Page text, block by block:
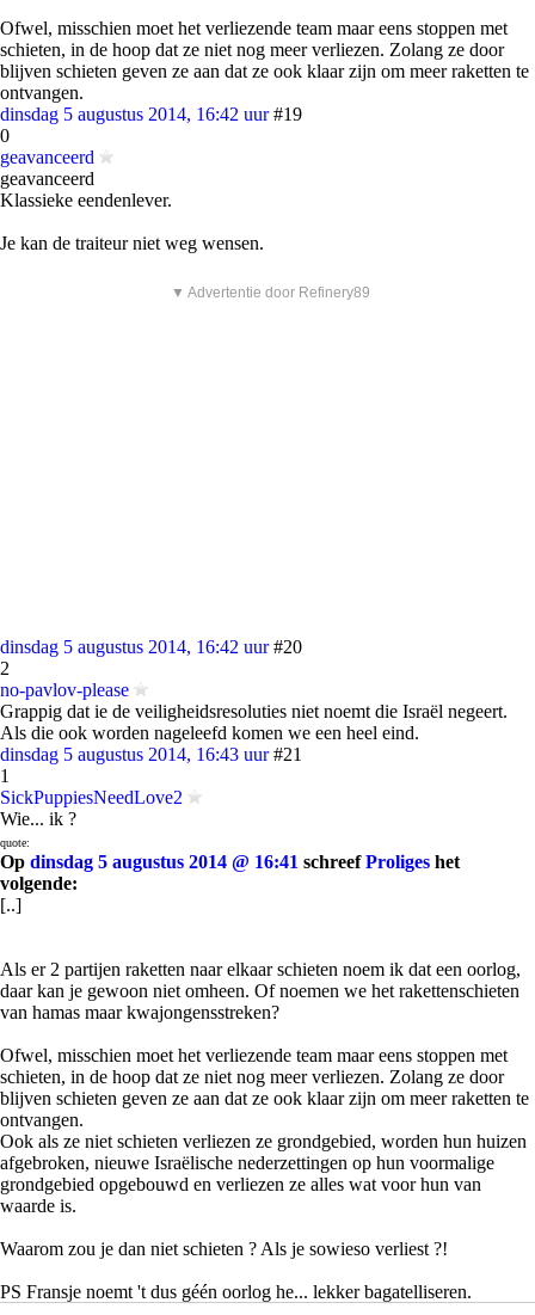
Ofwel, misschien moet het verliezende team maar eens stoppen met
schieten, in de hoop dat ze niet nog meer verliezen. Zolang ze door
blijven schieten geven ze aan dat ze ook klaar zijn om meer raketten te
ontvangen.
dinsdag 5 augustus 2014, 16:42 uur #19
0
geavanceerd
geavanceerd
Klassieke eendenlever.
Je kan de traiteur niet weg wensen.
▼ Advertentie door Refinery89
dinsdag 5 augustus 2014, 16:42 uur #20
2
no-pavlov-please
Grappig dat ie de veiligheidsresoluties niet noemt die Israël negeert.
Als die ook worden nageleefd komen we een heel eind.
dinsdag 5 augustus 2014, 16:43 uur #21
1
SickPuppiesNeedLove2
Wie... ik ?
quote:
Op dinsdag 5 augustus 2014 @ 16:41 schreefProliges het
volgende:
[..]
Als er 2 partijen raketten naar elkaar schieten noem ik dat een oorlog,
daar kan je gewoon niet omheen. Of noemen we het rakettenschieten
van hamas maar kwajongensstreken?
Ofwel, misschien moet het verliezende team maar eens stoppen met
schieten, in de hoop dat ze niet nog meer verliezen. Zolang ze door
blijven schieten geven ze aan dat ze ook klaar zijn om meer raketten te
ontvangen.
Ook als ze niet schieten verliezen ze grondgebied, worden hun huizen
afgebroken, nieuwe Israëlische nederzettingen op hun voormalige
grondgebied opgebouwd en verliezen ze alles wat voor hun van
waarde is.
Waarom zou je dan niet schieten ? Als je sowieso verliest ?!
PS Fransje noemt 't dus géén oorlog he... lekker bagatelliseren.